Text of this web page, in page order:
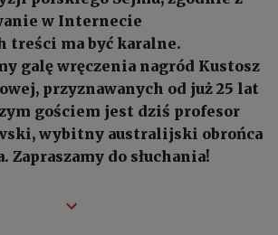
w Internecie
treści ma być karalne.
galę wręczenia nagród Kustosz
przyznawanych od już 25 lat
gościem jest dziś profesor
wybitny australijski obrońca
Zapraszamy do słuchania!